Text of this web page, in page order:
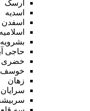
ارسک
اسدیه
اسفدن
اسلامیه
بشرویه
حاجی
خضری
خوسف
زهان
سرایان